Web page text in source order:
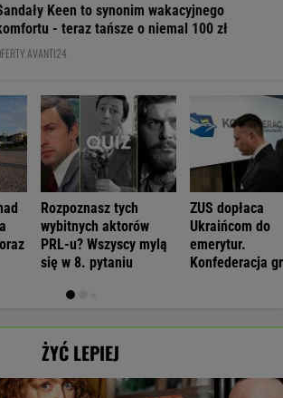
Keen to synonim wakacyjnego
- teraz tańsze o niemal 100 zł
AVANTI24
Rozpoznasz tych
wybitnych aktorów
PRL-u? Wszyscy mylą
się w 8. pytaniu
ZUS dopłaca
Ukraińcom do
emerytur.
Konfederacja
ŻYĆ LEPIEJ